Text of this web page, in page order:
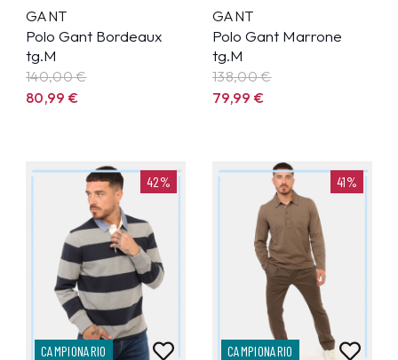
GANT
Polo Gant Bordeaux
tg.M
140,00 €
80,99€
GANT
Polo Gant Marrone
tg.M
138,00 €
79,99€
42%
CAMPIONARIO
41%
CAMPIONARIO